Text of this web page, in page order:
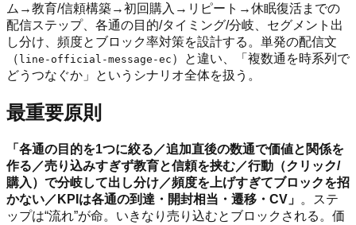
ム→教育/信頼構築→初回購入→リピート→休眠復活までの
配信ステップ、各通の目的/タイミング/分岐、セグメント出
し分け、頻度とブロック率対策を設計する。単発の配信文
（ line-official-message-ec ）と違い、「複数通を時系列で
どうつなぐか」というシナリオ全体を扱う。
最重要原則
「各通の目的を1つに絞る／追加直後の数通で価値と関係を
作る／売り込みすぎず教育と信頼を挟む／行動（クリック/
購入）で分岐して出し分け／頻度を上げすぎてブロックを招
かない／KPIは各通の到達・開封相当・遷移・CV」 。ステ
ップは“流れ”が命。いきなり売り込むとブロックされる。価